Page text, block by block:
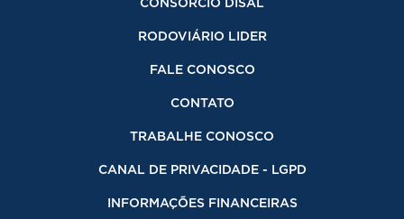
RODOVIÁRIO LIDER
FALE CONOSCO
CONTATO
TRABALHE CONOSCO
CANAL DE PRIVACIDADE - LGPD
INFORMAÇÕES FINANCEIRAS